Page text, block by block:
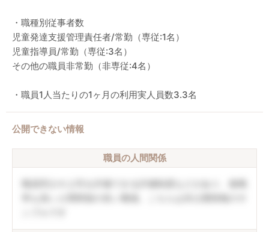
・職種別従事者数
児童発達支援管理責任者/常勤（専従:1名）
児童指導員/常勤（専従:3名）
その他の職員非常勤（非専従:4名）
・職員1人当たりの1ヶ月の利用実人員数3.3名
公開できない情報
職員の人間関係